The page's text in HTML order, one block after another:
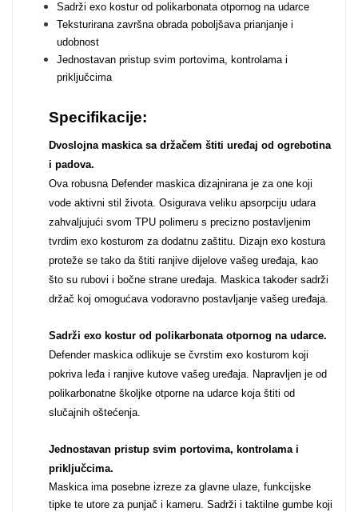
Sadrži exo kostur od polikarbonata otpornog na udarce
Teksturirana završna obrada poboljšava prianjanje i
udobnost
Jednostavan pristup svim portovima, kontrolama i
priključcima
Specifikacije:
Dvoslojna maskica sa držačem štiti uređaj od ogrebotina
i padova.
Ova robusna Defender maskica dizajnirana je za one koji
vode aktivni stil života. Osigurava veliku apsorpciju udara
zahvaljujući svom TPU polimeru s precizno postavljenim
tvrdim exo kosturom za dodatnu zaštitu. Dizajn exo kostura
proteže se tako da štiti ranjive dijelove vašeg uređaja, kao
što su rubovi i bočne strane uređaja. Maskica također sadrži
držač koj omogućava vodoravno postavljanje vašeg uređaja.
Sadrži exo kostur od polikarbonata otpornog na udarce.
Defender maskica odlikuje se čvrstim exo kosturom koji
pokriva leđa i ranjive kutove vašeg uređaja. Napravljen je od
polikarbonatne školjke otporne na udarce koja štiti od
slučajnih oštećenja.
Jednostavan pristup svim portovima, kontrolama i
priključcima.
Maskica ima posebne izreze za glavne ulaze, funkcijske
tipke te utore za punjač i kameru. Sadrži i taktilne gumbe koji
Doodles
Monogrami
Za nju
Svijet životinja